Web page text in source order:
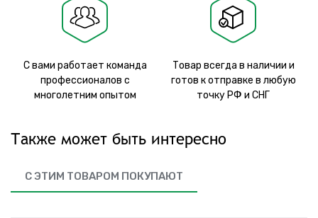
С вами работает команда
профессионалов с
многолетним опытом
Товар всегда в наличии и
готов к отправке в любую
точку РФ и СНГ
Также может быть интересно
С ЭТИМ ТОВАРОМ ПОКУПАЮТ